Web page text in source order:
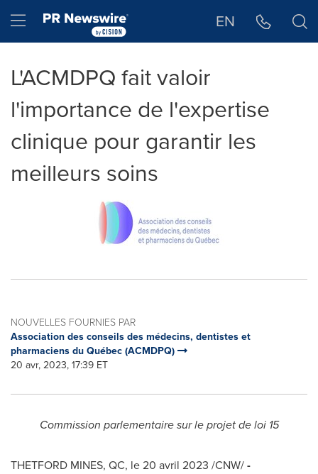
Hamburger menu EN
L'ACMDPQ fait valoir
l'importance de l'expertise
clinique pour garantir les
meilleurs soins
NOUVELLES FOURNIES PAR
Association des conseils des médecins, dentistes et
pharmaciens du Québec (ACMDPQ)
20 avr, 2023, 17:39 ET
Commission parlementaire sur le projet de loi 15
THETFORD MINES, QC, le 20 avril 2023 /CNW/-